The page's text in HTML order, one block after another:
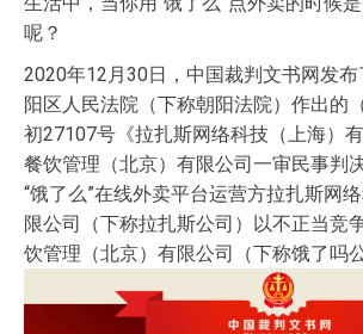
呢？
2020年12月30日，中国裁判文书网发
阳区人民法院（下称朝阳法院）作出的
初27107号《拉扎斯网络科技（上海）
餐饮管理（北京）有限公司一审民事判
“饿了么”在线外卖平台运营方拉扎斯网
限公司（下称拉扎斯公司）以不正当竞
饮管理（北京）有限公司（下称饿了吗